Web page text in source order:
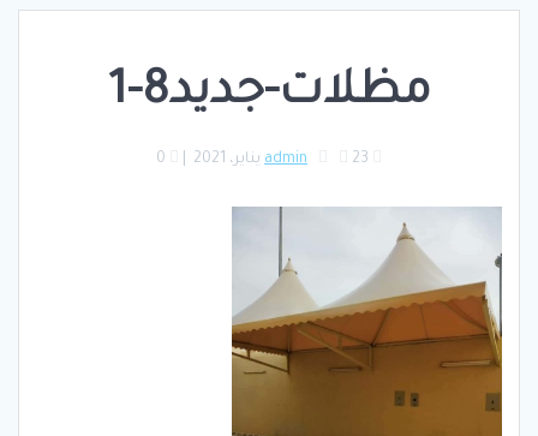
مظلات-جديد8-1
admin 23 يناير، 2021 0